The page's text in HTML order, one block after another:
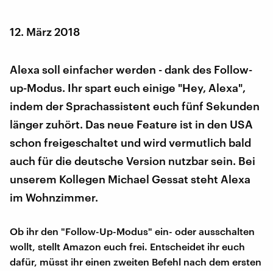
12. März 2018
Alexa soll einfacher werden - dank des Follow-
up-Modus. Ihr spart euch einige "Hey, Alexa",
indem der Sprachassistent euch fünf Sekunden
länger zuhört. Das neue Feature ist in den USA
schon freigeschaltet und wird vermutlich bald
auch für die deutsche Version nutzbar sein. Bei
unserem Kollegen Michael Gessat steht Alexa
im Wohnzimmer.
Ob ihr den "Follow-Up-Modus" ein- oder ausschalten
wollt, stellt Amazon euch frei. Entscheidet ihr euch
dafür, müsst ihr einen zweiten Befehl nach dem ersten